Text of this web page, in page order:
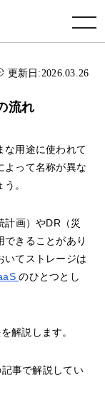
toggle navigation
更新日:2026.03.26
流れ
な用途に使われて
よって名称が異な
。
計画）やDR（災
きることがあり
いてストレージは
のひとつとし
解説します。
事で解説してい